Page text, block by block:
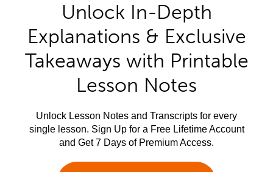
Unlock In-Depth
Explanations & Exclusive
Takeaways with Printable
Lesson Notes
Unlock Lesson Notes and Transcripts for every
single lesson. Sign Up for a Free Lifetime Account
and Get 7 Days of Premium Access.